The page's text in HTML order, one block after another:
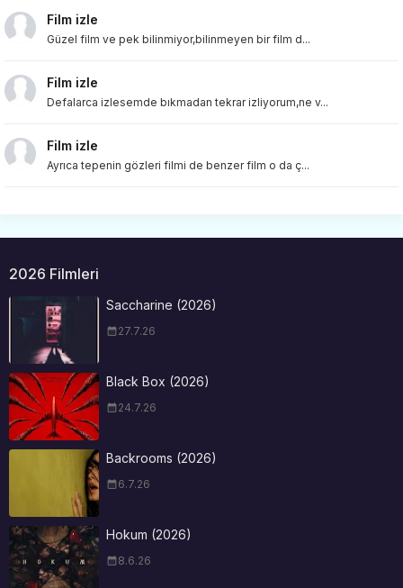
Film izle
Güzel film ve pek bilinmiyor,bilinmeyen bir film d...
Film izle
Defalarca izlesemde bıkmadan tekrar izliyorum,ne v...
Film izle
Ayrıca tepenin gözleri filmi de benzer film o da ç...
2026 Filmleri
Saccharine (2026)
27.7.26
Black Box (2026)
24.7.26
Backrooms (2026)
6.7.26
Hokum (2026)
8.6.26